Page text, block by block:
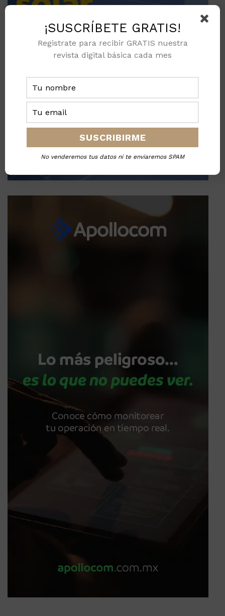
¡SUSCRÍBETE GRATIS!
Registrate para recibir GRATIS nuestra
revista digital básica cada mes
No venderemos tus datos ni te enviaremos SPAM